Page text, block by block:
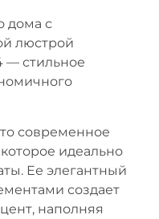
дома с
люстрой
— стильное
современное
идеально
Ее элегантный
создает
наполняя